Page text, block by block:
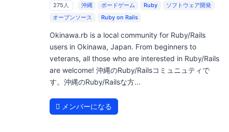
275人 沖縄 ボードゲーム Ruby
ソフトウェア開発
オープンソース
Ruby on Rails
Okinawa.rb is a local community for Ruby/Rails
users in Okinawa, Japan. From beginners to
veterans, all those who are interested in Ruby/Rails
are welcome! 沖縄のRuby/Railsコミュニュティで
す。沖縄のRuby/Railsな方...
メンバーになる